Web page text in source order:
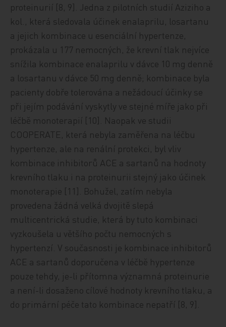
proteinurií [8, 9]. Jedna z pilotních studií Aziziho a
kol., která sledovala účinek enalaprilu, losartanu
a jejich kombinace u esenciální hypertenze,
prokázala u 177 nemocných, že krevní tlak nejvíce
snížila kombinace enalaprilu v dávce 10 mg denně
a losartanu v dávce 50 mg denně; kombinace byla
pacienty dobře tolerována a nežádoucí účinky se
při jejím podávání vyskytly ve stejné míře jako při
léčbě monoterapií [10]. Naopak ve studii
COOPERATE, která nebyla zaměřena na léčbu
hypertenze, ale na renální protekci, byl vliv
kombinace inhibitorů ACE a sartanů na hodnoty
krevního tlaku i na proteinurii stejný jako účinek
monoterapie [11]. Bohužel, zatím nebyla
provedena žádná velká dvojitě slepá
multicentrická studie, která by tuto kombinaci
vyzkoušela u většího počtu nemocných s
hypertenzí. V současnosti je kombinace inhibitorů
ACE a sartanů doporučena v léčbě hypertenze
pouze tehdy, je-li přítomna významná proteinurie
a není-li dosaženo cílové hodnoty krevního tlaku, a
do primární péče tato kombinace nepatří [8, 9].